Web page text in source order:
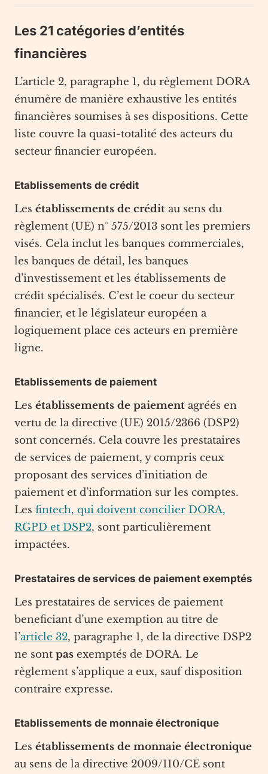
Les 21 catégories d’entités
financières
L’article 2, paragraphe 1, du règlement DORA
énumère de manière exhaustive les entités
financières soumises à ses dispositions. Cette
liste couvre la quasi-totalité des acteurs du
secteur financier européen.
Etablissements de crédit
Les établissements de crédit au sens du
règlement (UE) n° 575/2013 sont les premiers
visés. Cela inclut les banques commerciales,
les banques de détail, les banques
d’investissement et les établissements de
crédit spécialisés. C’est le coeur du secteur
financier, et le législateur européen a
logiquement place ces acteurs en première
ligne.
Etablissements de paiement
Les établissements de paiement agréés en
vertu de la directive (UE) 2015/2366 (DSP2)
sont concernés. Cela couvre les prestataires
de services de paiement, y compris ceux
proposant des services d’initiation de
paiement et d’information sur les comptes.
Les fintech, qui doivent concilier DORA,
RGPD et DSP2, sont particulièrement
impactées.
Prestataires de services de paiement exemptés
Les prestataires de services de paiement
beneficiant d’une exemption au titre de
l’article 32, paragraphe 1, de la directive DSP2
ne sont pas exemptés de DORA. Le
règlement s’applique a eux, sauf disposition
contraire expresse.
Etablissements de monnaie électronique
Les établissements de monnaie électronique
au sens de la directive 2009/110/CE sont